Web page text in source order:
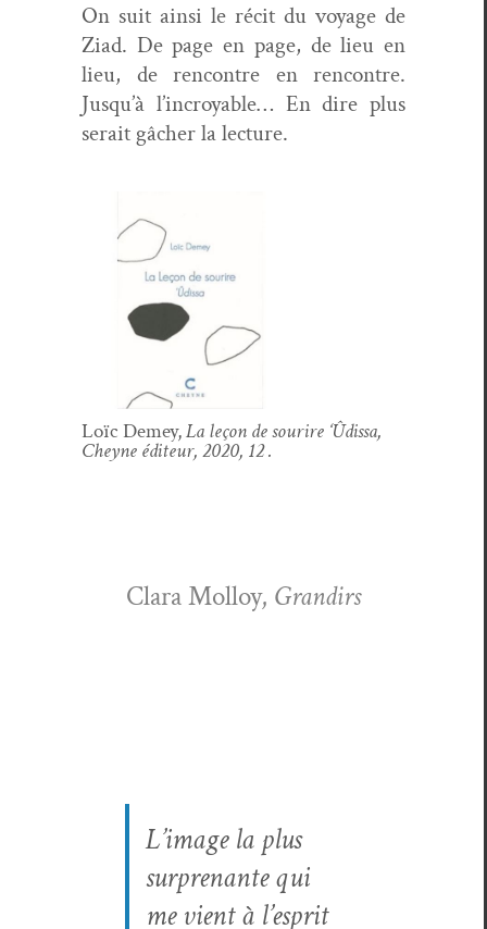
On suit ain­si le réc­it du voy­age de
Ziad. De page en page, de lieu en
lieu, de ren­con­tre en ren­con­tre.
Jusqu’à l’incroyable… En dire plus
serait gâch­er la lecture.
Loïc Demey,La leçon de sourire ‘Ûdis­sa,
Cheyne édi­teur, 2020, 12 .
Clara Mol­loy, Grandirs
L’image la plus
sur­prenante qui
me vient à l’esprit